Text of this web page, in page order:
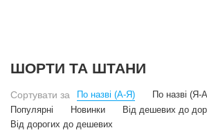
ШОРТИ ТА ШТАНИ
Сортувати за По назві (А-Я) По назві (Я-
Популярні
Новинки
Від дешевих до
Від дорогих до дешевих